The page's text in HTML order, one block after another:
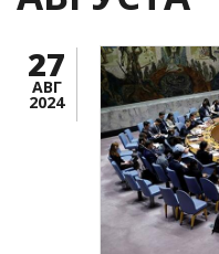
27
АВГ
2024